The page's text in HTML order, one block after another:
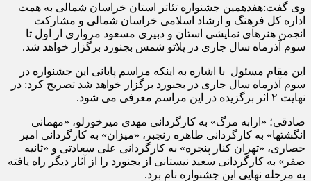
وی گفت:هفدهمین جشنواره تئاتر استان خراسان شمالی به همت
اداره کل فرهنگ و ارشاد اسلامی خراسان شمالی و مشارکت
انجمن هنرهای نمایشی استان و دبیری مسعود مرواری از اول تا
سوم آذرماه سال جاری در پلاتو شمس بجنورد برگزار خواهد شد.
این مقام مسئول با اشاره به اینکه مراسم پایانی این جشنواره در
سوم آذرماه سال جاری در بجنورد برگزار خواهد شد تصریح کرد: در
نهایت ۲ اثر برگزیده در این مراسم معرفی می شود.
صادقی؛ «ارابه مرگ» به کارگردانی مهدی میرخورلو، «مهمانی
انگشتها» به کارگردانی طاهره رنجبر، «میزان» به کارگردانی امیر
حصاری، «تهران کنار پنجره» به کارگردانی علی سعادتی و «ثانیه
صفر» به کارگردانی سعید نیستانی از بجنورد را از آثار دیگر راه یافته
به مرحله نهایی این جشنواره نام برد.